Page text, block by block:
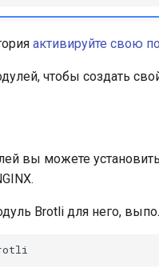
активируйте свою
чтобы создать
вы можете установить
Brotli для него,